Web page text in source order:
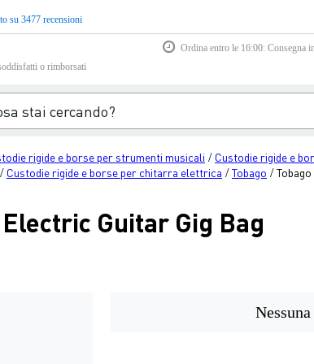
su 3477 recensioni
Ordina entro le 16:00: Consegna
o rimborsati
rigide e borse per strumenti musicali / Custodie rigide e
/ Custodie rigide e borse per chitarra elettrica /Tobago /
Guitar Gig Bag